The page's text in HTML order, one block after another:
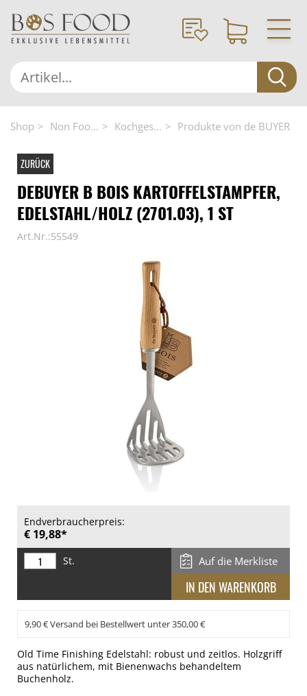
Shop Non Foo... Kochges... Produkte von de BUYER
ZURÜCK
DEBUYER B BOIS KARTOFFELSTAMPFER,
EDELSTAHL/HOLZ (2701.03), 1 ST
Art.Nr.:55549
Endverbraucherpreis:
€ 19,88*
St. Auf die Merkliste
9,90 € Versand bei Bestellwert unter 350,00 €
Old Time Finishing Edelstahl: robust und zeitlos. Holzgriff
aus natürlichem, mit Bienenwachs behandeltem
Buchenholz.